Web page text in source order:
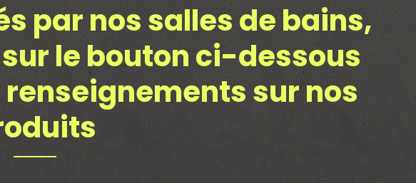
par nos salles de bains,
le bouton ci-dessous
sur nos